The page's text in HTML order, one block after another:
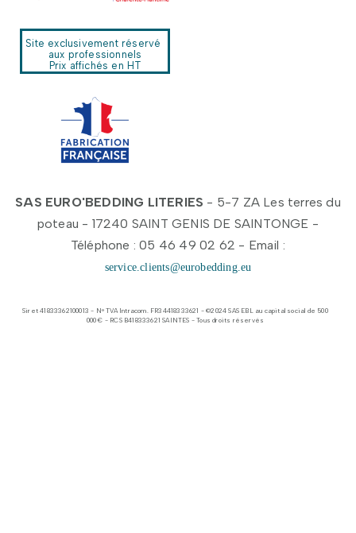
Site exclusivement réservé
aux professionnels
Prix affichés en HT
SAS EURO'BEDDING LITERIES - 5-7 ZA Les terres du
poteau - 17240 SAINT GENIS DE SAINTONGE -
Téléphone : 05 46 49 02 62 - Email :
service.clients@eurobedding.eu
Siret 41833362100013 - N° TVA Intracom. FR34418333621 - ©2024 SAS EBL au capital social de 500
000 € - RCS B418333621 SAINTES - Tous droits réservés​​